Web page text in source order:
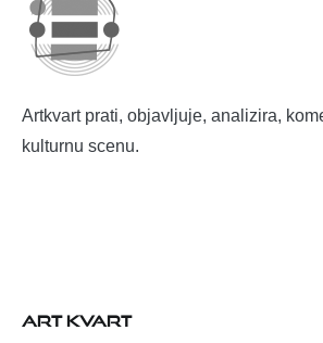
Artkvart prati, objavljuje, analizira,
kulturnu scenu.
ART KVART